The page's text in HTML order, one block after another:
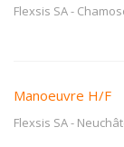
Flexsis SA-
Manoeuvre H/F
Flexsis SA-